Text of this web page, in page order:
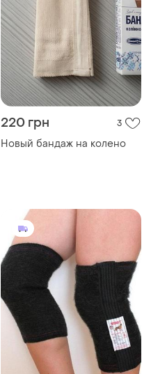
220 грн 3
Новый бандаж на колено